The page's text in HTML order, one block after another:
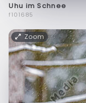
Uhu im Schnee
f101685
Zoom